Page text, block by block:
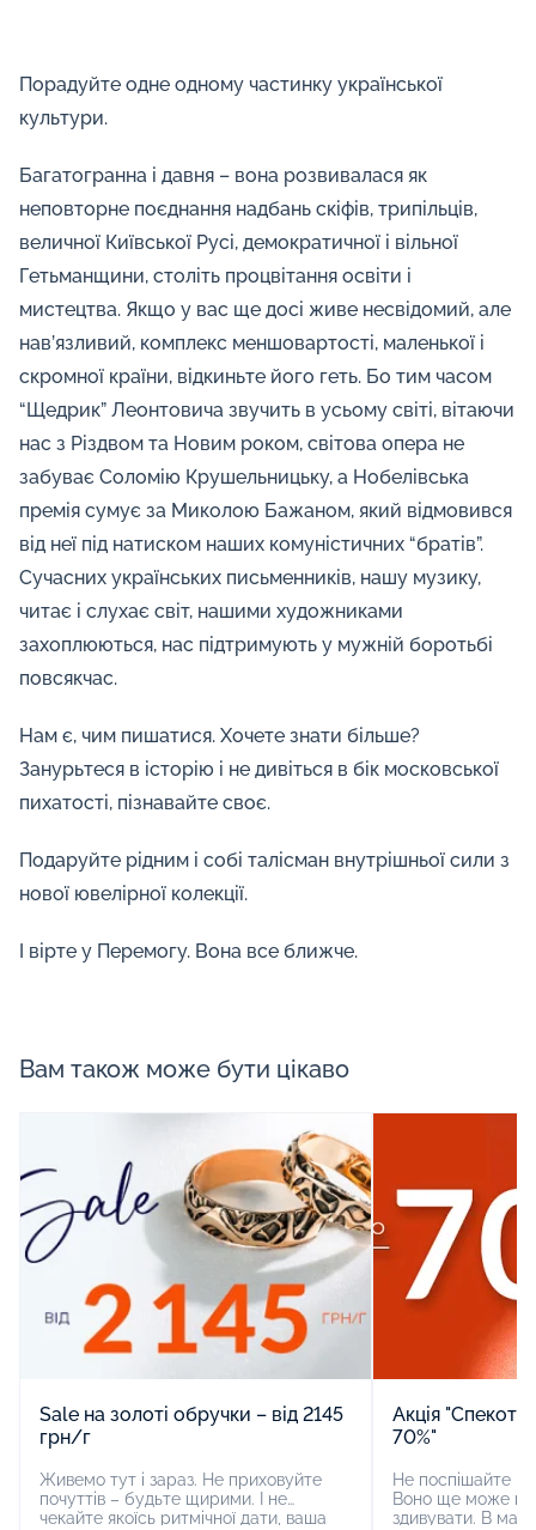
Порадуйте одне одному частинку української
культури.
Багатогранна і давня – вона розвивалася як
неповторне поєднання надбань скіфів, трипільців,
величної Київської Русі, демократичної і вільної
Гетьманщини, століть процвітання освіти і
мистецтва. Якщо у вас ще досі живе несвідомий, але
нав’язливий, комплекс меншовартості, маленької і
скромної країни, відкиньте його геть. Бо тим часом
“Щедрик” Леонтовича звучить в усьому світі, вітаючи
нас з Різдвом та Новим роком, світова опера не
забуває Соломію Крушельницьку, а Нобелівська
премія сумує за Миколою Бажаном, який відмовився
від неї під натиском наших комуністичних “братів”.
Сучасних українських письменників, нашу музику,
читає і слухає світ, нашими художниками
захоплюються, нас підтримують у мужній боротьбі
повсякчас.
Нам є, чим пишатися. Хочете знати більше?
Занурьтеся в історію і не дивіться в бік московської
пихатості, пізнавайте своє.
Подаруйте рідним і собі талісман внутрішньої сили з
нової ювелірної колекції.
І вірте у Перемогу. Вона все ближче.
Вам також може бути цікаво
Sale на золоті обручки – від 2145
грн/г
Живемо тут і зараз. Не приховуйте
почуттів – будьте щирими. І не
чекайте якоїсь ритмічної дати, ваша
Акція
70%"
Не поспішайте
Воно ще може
здивувати. В